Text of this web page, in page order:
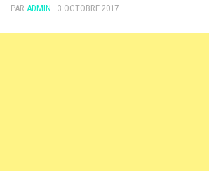
PAR ADMIN · 3 OCTOBRE 2017